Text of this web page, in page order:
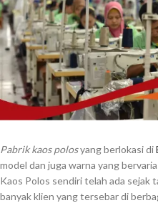
Pabrik kaos polosyang berlokasi di
model dan juga warna yang
Kaos Polos sendiri telah ada sejak
banyak klien yang tersebar di